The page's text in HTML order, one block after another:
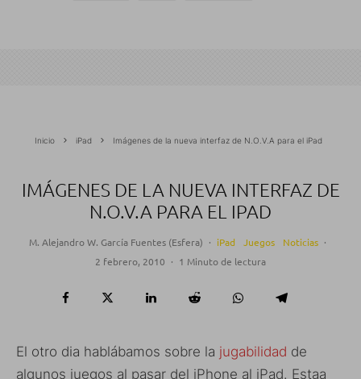
Inicio iPad Imágenes de la nueva interfaz de N.O.V.A para el iPad
IMÁGENES DE LA NUEVA INTERFAZ DE
N.O.V.A PARA EL IPAD
M. Alejandro W. García Fuentes (Esfera) · iPad Juegos Noticias ·
2 febrero, 2010 · 1 Minuto de lectura
El otro dia hablábamos sobre la jugabilidad de
algunos juegos al pasar del iPhone al iPad. Estaa